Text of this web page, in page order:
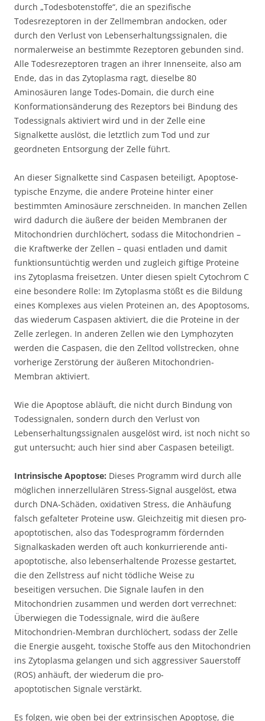
durch „Todesbotenstoffe“, die an spezifische
Todesrezeptoren in der Zellmembran andocken, oder
durch den Verlust von Lebenserhaltungssignalen, die
normalerweise an bestimmte Rezeptoren gebunden sind.
Alle Todesrezeptoren tragen an ihrer Innenseite, also am
Ende, das in das Zytoplasma ragt, dieselbe 80
Aminosäuren lange Todes-Domain, die durch eine
Konformationsänderung des Rezeptors bei Bindung des
Todessignals aktiviert wird und in der Zelle eine
Signalkette auslöst, die letztlich zum Tod und zur
geordneten Entsorgung der Zelle führt.
An dieser Signalkette sind Caspasen beteiligt, Apoptose-
typische Enzyme, die andere Proteine hinter einer
bestimmten Aminosäure zerschneiden. In manchen Zellen
wird dadurch die äußere der beiden Membranen der
Mitochondrien durchlöchert, sodass die Mitochondrien –
die Kraftwerke der Zellen – quasi entladen und damit
funktionsuntüchtig werden und zugleich giftige Proteine
ins Zytoplasma freisetzen. Unter diesen spielt Cytochrom C
eine besondere Rolle: Im Zytoplasma stößt es die Bildung
eines Komplexes aus vielen Proteinen an, des Apoptosoms,
das wiederum Caspasen aktiviert, die die Proteine in der
Zelle zerlegen. In anderen Zellen wie den Lymphozyten
werden die Caspasen, die den Zelltod vollstrecken, ohne
vorherige Zerstörung der äußeren Mitochondrien-
Membran aktiviert.
Wie die Apoptose abläuft, die nicht durch Bindung von
Todessignalen, sondern durch den Verlust von
Lebenserhaltungssignalen ausgelöst wird, ist noch nicht so
gut untersucht; auch hier sind aber Caspasen beteiligt.
Intrinsische Apoptose: Dieses Programm wird durch alle
möglichen innerzellulären Stress-Signal ausgelöst, etwa
durch DNA-Schäden, oxidativen Stress, die Anhäufung
falsch gefalteter Proteine usw. Gleichzeitig mit diesen pro-
apoptotischen, also das Todesprogramm fördernden
Signalkaskaden werden oft auch konkurrierende anti-
apoptotische, also lebenserhaltende Prozesse gestartet,
die den Zellstress auf nicht tödliche Weise zu
beseitigen versuchen. Die Signale laufen in den
Mitochondrien zusammen und werden dort verrechnet:
Überwiegen die Todessignale, wird die äußere
Mitochondrien-Membran durchlöchert, sodass der Zelle
die Energie ausgeht, toxische Stoffe aus den Mitochondrien
ins Zytoplasma gelangen und sich aggressiver Sauerstoff
(ROS) anhäuft, der wiederum die pro-
apoptotischen Signale verstärkt.
Es folgen, wie oben bei der extrinsischen Apoptose, die